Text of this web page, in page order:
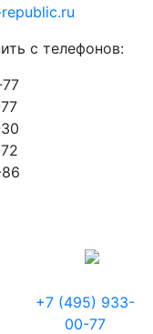
с телефонов:
+7 (495) 933-
00-77